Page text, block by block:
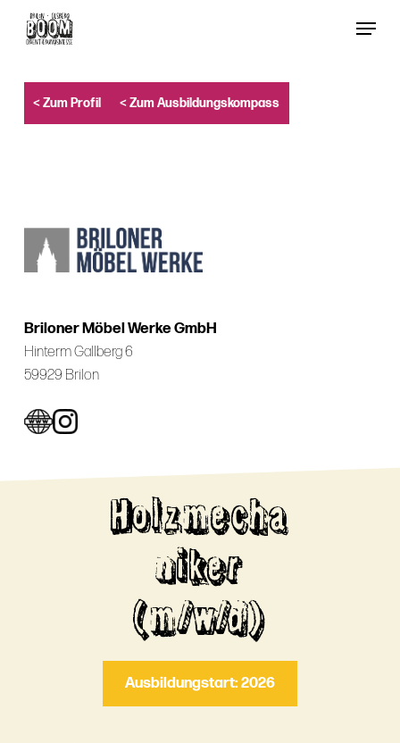
content
Menu
< Zum Profil < Zum Ausbildungskompass
Briloner Möbel Werke GmbH
Hinterm Gallberg 6
59929 Brilon
Holzmecha
niker
(m/w/d)
Ausbildungstart: 2026